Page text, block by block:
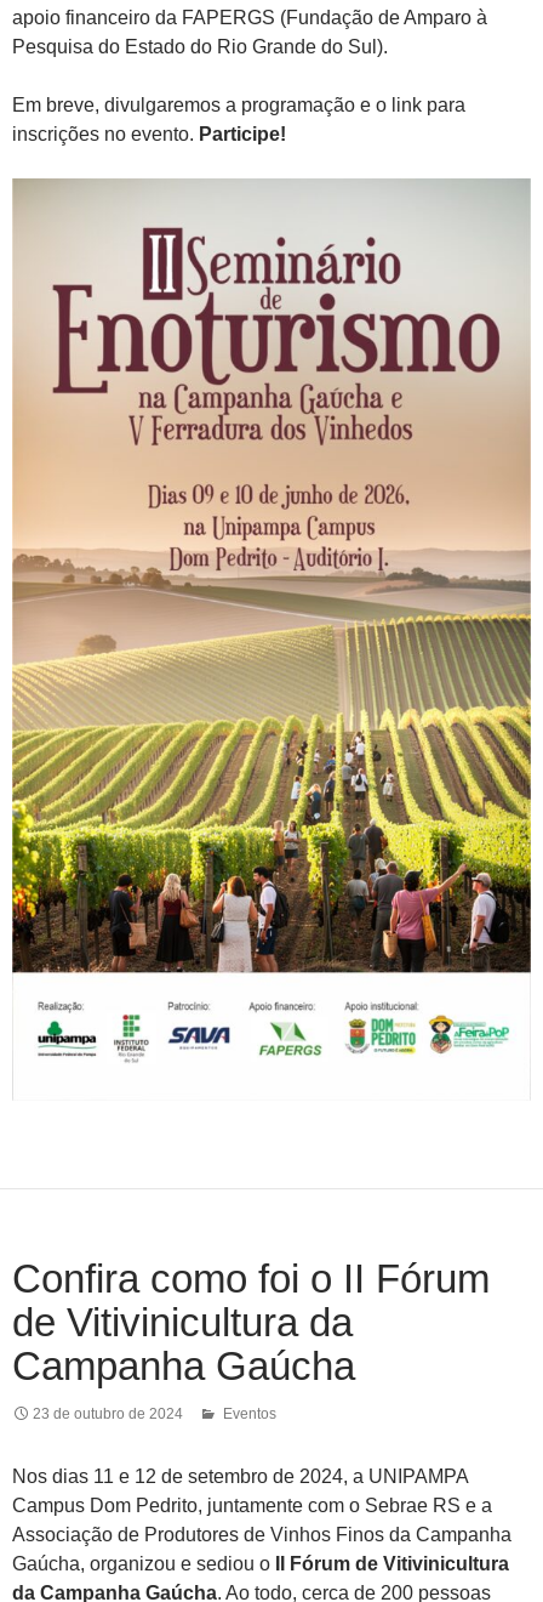
apoio financeiro da FAPERGS (Fundação de Amparo à
Pesquisa do Estado do Rio Grande do Sul).
Em breve, divulgaremos a programação e o link para
inscrições no evento. Participe!
Confira como foi o II Fórum
de Vitivinicultura da
Campanha Gaúcha
23 de outubro de 2024 Eventos
Nos dias 11 e 12 de setembro de 2024, a UNIPAMPA
Campus Dom Pedrito, juntamente com o Sebrae RS e a
Associação de Produtores de Vinhos Finos da Campanha
Gaúcha, organizou e sediou o
II Fórum de Vitivinicultura
da Campanha Gaúcha. Ao todo, cerca de 200 pessoas